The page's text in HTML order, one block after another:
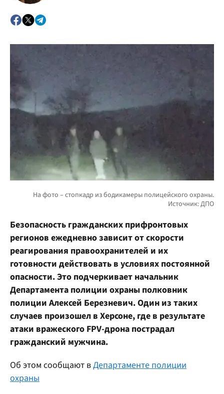
Безопасность гражданских прифронтовых
регионов ежедневно зависит от скорости
реагирования правоохранителей и их
готовности действовать в условиях постоянной
опасности. Это подчеркивает начальник
Департамента полиции охраны полковник
полиции Алексей Березневич. Один из таких
случаев произошел в Херсоне, где в результате
атаки вражеского FPV-дрона пострадал
гражданский мужчина.
Об этом сообщают вДепартаменте полиции
охраны